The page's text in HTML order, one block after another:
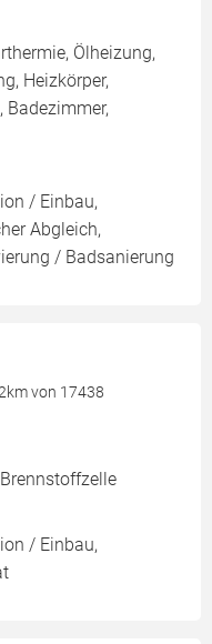
Ölheizung,
Heizkörper,
Badezimmer,
/ Einbau,
Abgleich,
/ Badsanierung
von 17438
/ Einbau,